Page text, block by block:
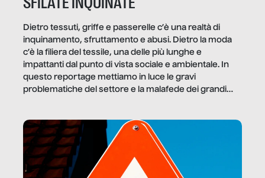
Dietro tessuti, griffe e passerelle c’è una realtà di
inquinamento, sfruttamento e abusi. Dietro la moda
c’è la filiera del tessile, una delle più lunghe e
impattanti dal punto di vista sociale e ambientale. In
questo reportage mettiamo in luce le gravi
problematiche del settore e la malafede dei grandi